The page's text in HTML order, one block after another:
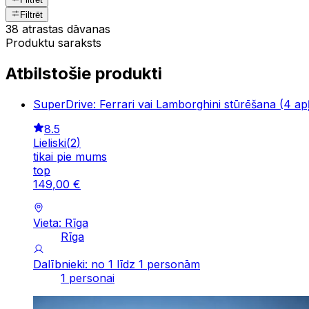
Filtrēt
38 atrastas dāvanas
Produktu saraksts
Atbilstošie produkti
SuperDrive: Ferrari vai Lamborghini stūrēšana (4
8.5
Lieliski(2)
tikai pie mums
top
149,00 €
Vieta: Rīga
Rīga
Dalībnieki: no 1 līdz 1 personām
1 personai